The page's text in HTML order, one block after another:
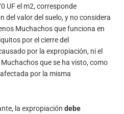
UF el m2, corresponde
del valor del suelo, y no considera
Muchachos que funciona en
por el cierre del
por la expropiación, ni el
que se ha visto, como
por la misma
la expropiacióndebe